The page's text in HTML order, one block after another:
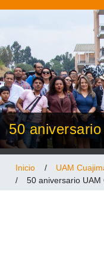
50
Inicio / UAM
/
50 aniversario UAM